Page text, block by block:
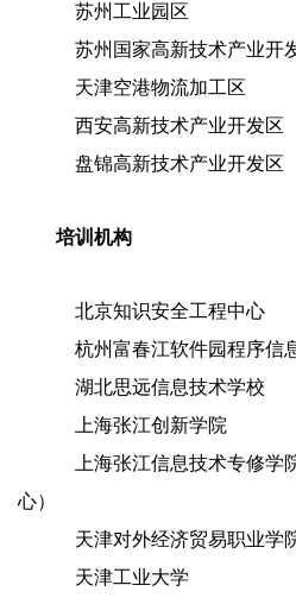
苏州工业园区
苏州国家高新技术产业开
天津空港物流加工区
西安高新技术产业开发区
盘锦高新技术产业开发区
培训机构
北京知识安全工程中心
杭州富春江软件园程序信
湖北思远信息技术学校
上海张江创新学院
上海张江信息技术专修学
心）
天津对外经济贸易职业学
天津工业大学